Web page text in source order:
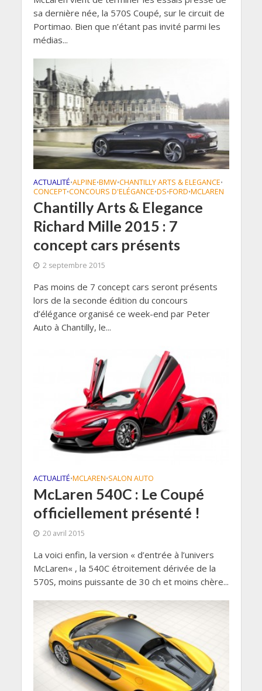
sa dernière née, la 570S Coupé, sur le circuit de
Portimao. Bien que n’étant pas invité parmi les
médias...
ACTUALITÉ•ALPINE•BMW•CHANTILLY ARTS & ELEGANCE•
CONCEPT•CONCOURS D'ELÉGANCE•DS•FORD•MCLAREN
Chantilly Arts & Elegance
Richard Mille 2015 : 7
concept cars présents
2 septembre 2015
Pas moins de 7 concept cars seront présents
lors de la seconde édition du concours
d’élégance organisé ce week-end par Peter
Auto à Chantilly, le...
ACTUALITÉ•MCLAREN•SALON AUTO
McLaren 540C : Le Coupé
officiellement présenté !
20 avril 2015
La voici enfin, la version « d’entrée à l’univers
McLaren« , la 540C étroitement dérivée de la
570S, moins puissante de 30 ch et moins chère...